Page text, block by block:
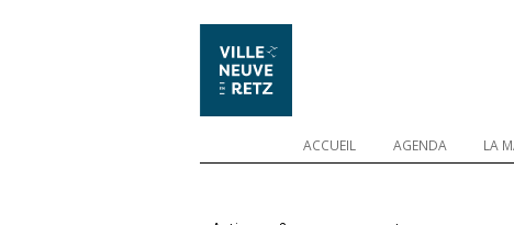
ACCUEIL AGENDA LA